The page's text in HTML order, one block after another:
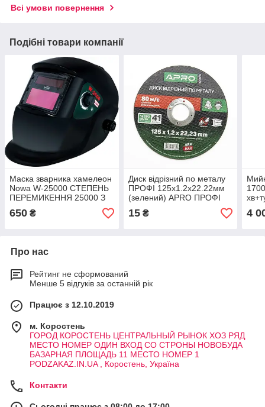
Всі умови повернення
Подібні товари компанії
Маска зварника хамелеон
Nowa W-25000 СТЕПЕНЬ
ПЕРЕМИКЕННЯ 25000 З
ПРОФІ СЕРІЯ HLZ
650 ₴
Диск відрізний по металу
ПРОФІ 125х1.2х22.22мм
(зелений) APRO ПРОФІ
СЕРІЯ ДИСКА
15₴ 4
Про нас
Рейтинг не сформований
Менше 5 відгуків за останній рік
Працює з 12.10.2019
м. Коростень
ГОРОД КОРОСТЕНЬ ЦЕНТРАЛЬНЫЙ РЫНОК ХОЗ РЯД
МЕСТО НОМЕР ОДИН ВХОД СО СТРОНЫ НОВОБУДА
БАЗАРНАЯ ПЛОЩАДЬ 11 МЕСТО НОМЕР 1
PODZAKAZ.IN.UA , Коростень, Україна
Контакти